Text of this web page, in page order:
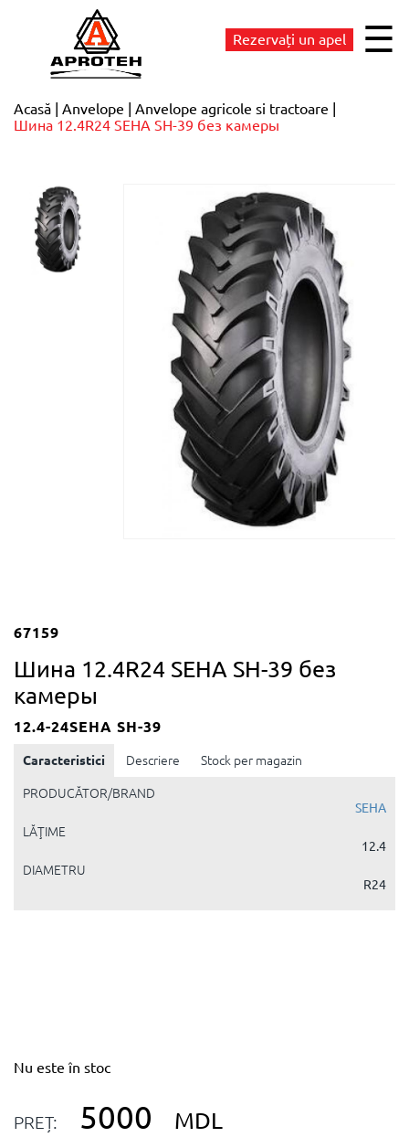
Rezervați un apel ☰
Acasă Anvelope
Anvelope agricole si tractoare
Шина 12.4R24 SEHA SH-39 без камеры
67159
Шина 12.4R24 SEHA SH-39 без
камеры
12.4-24SEHA SH-39
Caracteristici Descriere Stock per magazin
PRODUCĂTOR/BRAND
SEHA
LĂŢIME
12.4
DIAMETRU
R24
Nu este în stoc
PREȚ: 5000 MDL